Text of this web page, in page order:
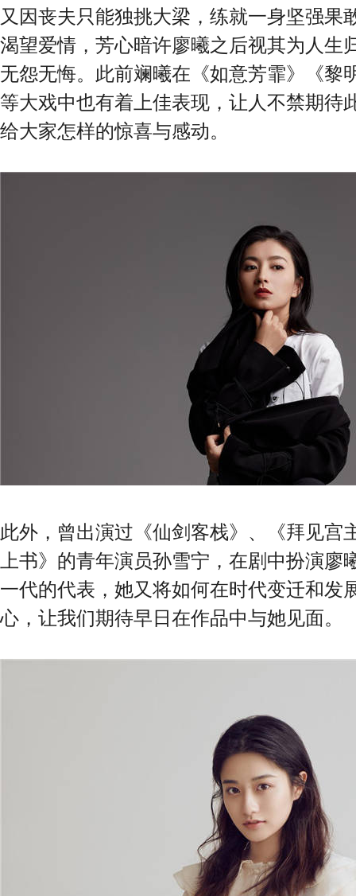
又因丧夫只能独挑大梁，练就一身坚强果
渴望爱情，芳心暗许廖曦之后视其为人生
无怨无悔。此前斓曦在《如意芳霏》《黎
等大戏中也有着上佳表现，让人不禁期待
给大家怎样的惊喜与感动。
此外，曾出演过《仙剑客栈》、《拜见宫
上书》的青年演员孙雪宁，在剧中扮演廖
一代的代表，她又将如何在时代变迁和发
心，让我们期待早日在作品中与她见面。